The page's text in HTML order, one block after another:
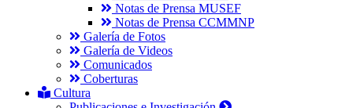
Notas de Prensa MUSEF
Notas de Prensa CCMMNP
Galería de Fotos
Galería de Videos
Comunicados
Coberturas
Cultura